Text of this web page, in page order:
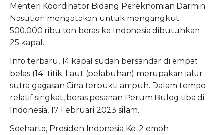
Menteri Koordinator Bidang Pereknomian Darmin
Nasution mengatakan untuk mengangkut
500.000 ribu ton beras ke Indonesia dibutuhkan
25 kapal.
Info terbaru, 14 kapal sudah bersandar di empat
belas (14) titik. Laut (pelabuhan) merupakan jalur
sutra gagasan Cina terbukti ampuh. Dalam tempo
relatif singkat, beras pesanan Perum Bulog tiba di
Indonesia, 17 Februari 2023 silam.
Soeharto, Presiden Indonesia Ke-2 emoh